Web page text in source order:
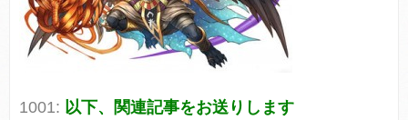
1001: 以下、関連記事をお送りします